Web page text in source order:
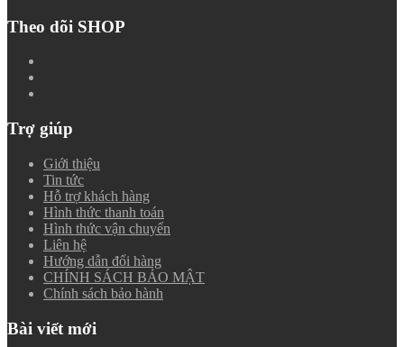
Theo dõi SHOP
Trợ giúp
Giới thiệu
Tin tức
Hỗ trợ khách hàng
Hình thức thanh toán
Hình thức vận chuyển
Liên hệ
Hướng dẫn đổi hàng
CHÍNH SÁCH BẢO MẬT
Chính sách bảo hành
Bài viết mới